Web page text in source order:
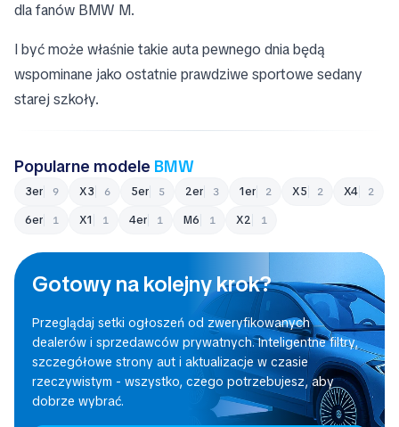
dla fanów BMW M.
I być może właśnie takie auta pewnego dnia będą
wspominane jako ostatnie prawdziwe sportowe sedany
starej szkoły.
Popularne modele BMW
3er 9 X3 6 5er 5 2er 3 1er 2 X5 2 X4 2
6er 1 X1 1 4er 1 M6 1 X2 1
Gotowy na kolejny krok?
Przeglądaj setki ogłoszeń od zweryfikowanych
dealerów i sprzedawców prywatnych. Inteligentne filtry,
szczegółowe strony aut i aktualizacje w czasie
rzeczywistym - wszystko, czego potrzebujesz, aby
dobrze wybrać.